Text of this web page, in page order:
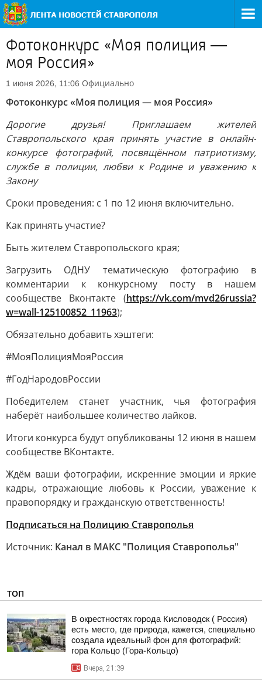
Фотоконкурс «Моя полиция —
моя Россия»
1 июня 2026, 11:06 Официально
Фотоконкурс «Моя полиция — моя Россия»
Дорогие друзья! Приглашаем жителей
Ставропольского края принять участие в онлайн-
конкурсе фотографий, посвящённом патриотизму,
службе в полиции, любви к Родине и уважению к
Закону
Сроки проведения: с 1 по 12 июня включительно.
Как принять участие?
Быть жителем Ставропольского края;
Загрузить ОДНУ тематическую фотографию в
комментарии к конкурсному посту в нашем
сообществе Вконтакте (https://vk.com/mvd26russia?
w=wall-125100852_11963);
Обязательно добавить хэштеги:
#МояПолицияМояРоссия
#ГодНародовРоссии
Победителем станет участник, чья фотография
наберёт наибольшее количество лайков.
Итоги конкурса будут опубликованы 12 июня в нашем
сообществе ВКонтакте.
Ждём ваши фотографии, искренние эмоции и яркие
кадры, отражающие любовь к России, уважение к
правопорядку и гражданскую ответственность!
Подписаться на Полицию Ставрополья
Источник: Канал в МАКС "Полиция Ставрополья"
ТОП
В окрестностях города Кисловодск ( Россия)
есть место, где природа, кажется, специально
создала идеальный фон для фотографий:
гора Кольцо (Гора-Кольцо)
Вчера, 21:39